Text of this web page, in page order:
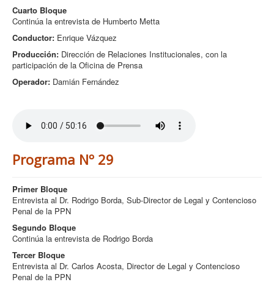
Cuarto Bloque
Continúa la entrevista de Humberto Metta
Conductor: Enrique Vázquez
Producción: Dirección de Relaciones Institucionales, con la
participación de la Oficina de Prensa
Operador: Damián Fernández
Programa Nº 29
Primer Bloque
Entrevista al Dr. Rodrigo Borda, Sub-Director de Legal y Contencioso
Penal de la PPN
Segundo Bloque
Continúa la entrevista de Rodrigo Borda
Tercer Bloque
Entrevista al Dr. Carlos Acosta, Director de Legal y Contencioso
Penal de la PPN